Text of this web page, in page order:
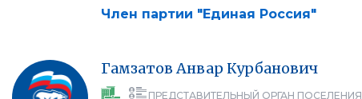
Член партии "Единая Россия"
Гамзатов Анвар Курбанович
ПРЕДСТАВИТЕЛЬНЫЙ ОРГАН ПОСЕЛЕНИЯ